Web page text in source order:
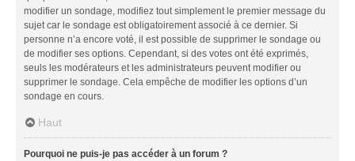
modifier un sondage, modifiez tout simplement le premier message du
sujet car le sondage est obligatoirement associé à ce dernier. Si
personne n’a encore voté, il est possible de supprimer le sondage ou
de modifier ses options. Cependant, si des votes ont été exprimés,
seuls les modérateurs et les administrateurs peuvent modifier ou
supprimer le sondage. Cela empêche de modifier les options d’un
sondage en cours.
Haut
Pourquoi ne puis-je pas accéder à un forum ?